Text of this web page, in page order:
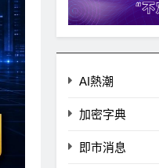
AI熱潮
加密字典
即市消息